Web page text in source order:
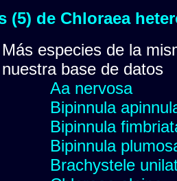
(5) de Chloraea
Más especies de la
nuestra base de datos
Aa nervosa
Bipinnula
Bipinnula
Bipinnula
Brachystele